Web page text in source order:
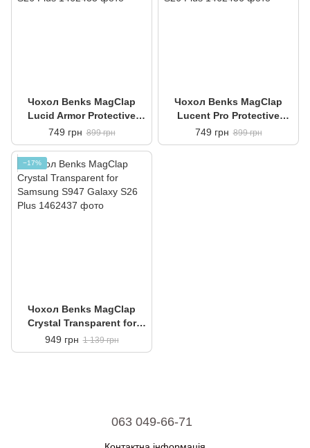
Чохол Benks MagClap
Lucid Armor Protective
Black for Samsung S947
Galaxy S26 Plus
749 грн 899 грн
Чохол Benks MagClap
Lucent Pro Protective
Black for Samsung S947
Galaxy S26 Plus
749 грн 899 грн
−17%
Чохол Benks MagClap
Crystal Transparent for
Samsung S947 Galaxy S26
Plus
949 грн 1 139 грн
063 049-66-71